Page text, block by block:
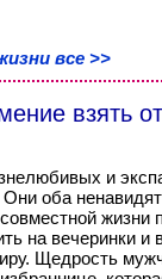
все >>
взять
и
оба
жизни
на вечеринки и
Щедрость